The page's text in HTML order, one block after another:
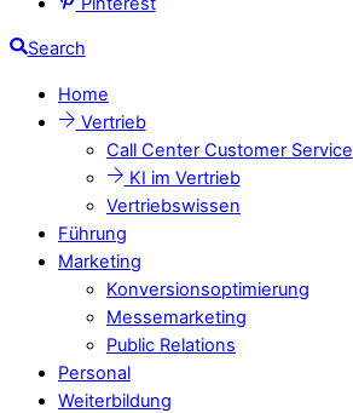
Search
Home
Vertrieb
Call Center Customer Service
KI im Vertrieb
Vertriebswissen
Führung
Marketing
Konversionsoptimierung
Messemarketing
Public Relations
Personal
Weiterbildung